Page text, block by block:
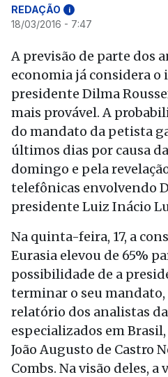
REDAÇÃO i
18/03/2016 - 7:47
A previsão de parte dos
economia já considera
presidente Dilma
mais provável. A
do mandato da petista
últimos dias por causa
domingo e pela
telefônicas envolvendo
presidente Luiz Inácio
Na quinta-feira, 17, a
Eurasia elevou de 65%
possibilidade de a
terminar o seu mandato,
relatório dos analistas
especializados em
João Augusto de Castro
Combs. Na visão deles, a